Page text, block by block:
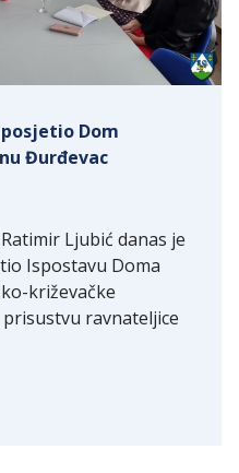
Dom
Đurđevac
Ljubić danas je
Ispostavu Doma
križevačke
ravnateljice